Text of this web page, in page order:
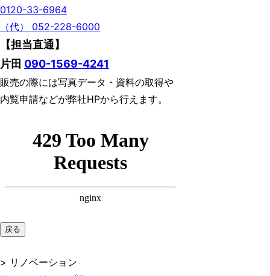
0120-33-6964
（代） 052-228-6000
【担当直通】
片田 090-1569-4241
販売の際には写真データ・資料の取得や
内覧申請などが弊社HPから行えます。
戻る
> リノベーション